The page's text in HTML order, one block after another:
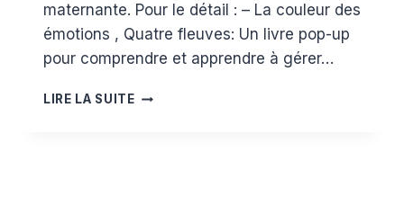
maternante. Pour le détail : – La couleur des
émotions , Quatre fleuves: Un livre pop-up
pour comprendre et apprendre à gérer…
LIRE LA SUITENOTRE